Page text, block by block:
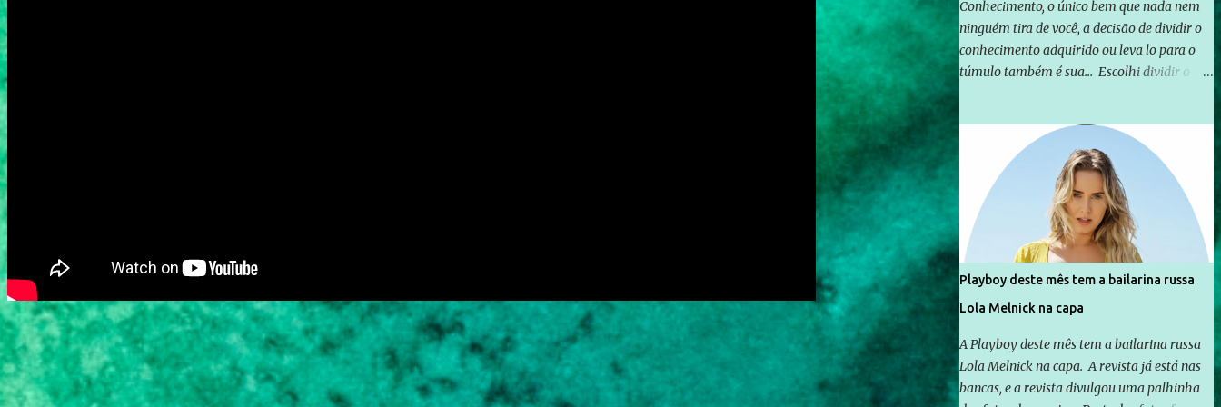
Conhecimento, o único bem que nada nem
ninguém tira de você, a decisão de dividir o
conhecimento adquirido ou leva lo para o
túmulo também é sua... Escolhi dividir o
mais e mais pessoas terem acesso a
educação e ao conhecimento. Não sou
Professor, a mais nobre das profissões, mas
tento ser um empreendedor da
comunicação, que além de informação
cotidiana, corriqueira e cada vez mais
preocupantes, do tipo que você já esta
acostumado a ver neste espaço, vou
trabalhar a ideia que possibilite distribuir
consistente a riqueza do conhecimento...
Exemplo: o cidadão brasileiro não precisa só
ser informado sobre operações da Lava Jato,
Playboy deste mês tem a bailarina russa
Lola Melnick na capa
A Playboy deste mês tem a bailarina russa
Lola Melnick na capa. A revista já está nas
bancas, e a revista divulgou uma palhinha